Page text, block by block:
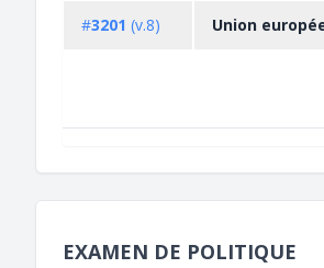
#3201 (v.8) Union
EXAMEN DE POLITIQUE